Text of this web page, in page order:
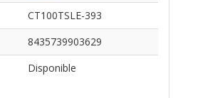
CT100TSLE-393
8435739903629
Disponible